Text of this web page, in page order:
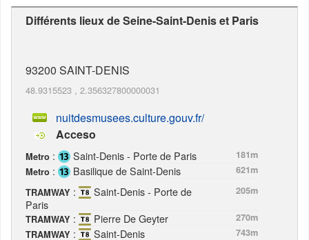
Différents lieux de Seine-Saint-Denis et Paris
93200 SAINT-DENIS
48.9315523 , 2.356327800000031
nuitdesmusees.culture.gouv.fr/
Acceso
Metro : Saint-Denis - Porte de Paris
181m
Metro : Basilique de Saint-Denis
621m
TRAMWAY :
Saint-Denis - Porte de
Paris
205m
TRAMWAY : Pierre De Geyter
270m
TRAMWAY : Saint-Denis 743m